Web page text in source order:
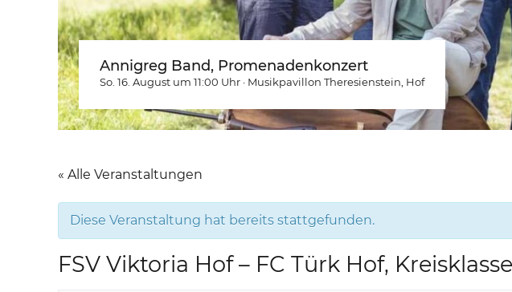
Annigreg Band, Promenadenkonzert
So. 16. August um 11:00 Uhr · Musikpavillon Theresienstein , Hof
« Alle Veranstaltungen
Diese Veranstaltung hat bereits stattgefunden.
FSV Viktoria Hof – FC Türk Hof, Kreisklasse